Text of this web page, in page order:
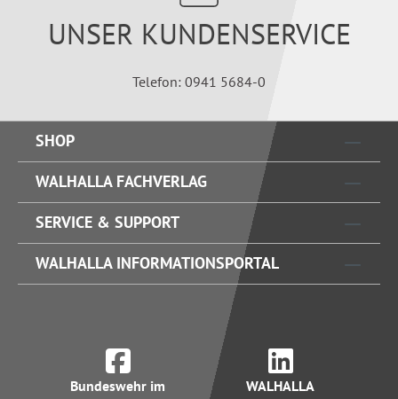
UNSER KUNDENSERVICE
Telefon: 0941 5684-0
SHOP
WALHALLA FACHVERLAG
SERVICE & SUPPORT
WALHALLA INFORMATIONSPORTAL
Bundeswehr im
WALHALLA